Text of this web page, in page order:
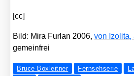
[cc]
Bild: Mira Fur­lan 2006,von Izo­li­ta,
gemein­frei
Bruce Boxleitner Fernsehserie